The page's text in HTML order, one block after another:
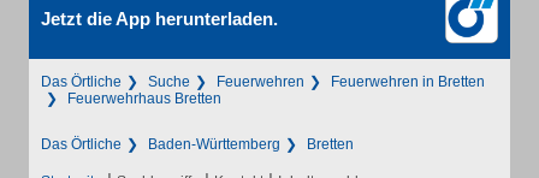
Jetzt die App herunterladen.
Das Örtliche Suche Feuerwehren
Feuerwehren in Bretten
Feuerwehrhaus Bretten
Das Örtliche Baden-Württemberg Bretten